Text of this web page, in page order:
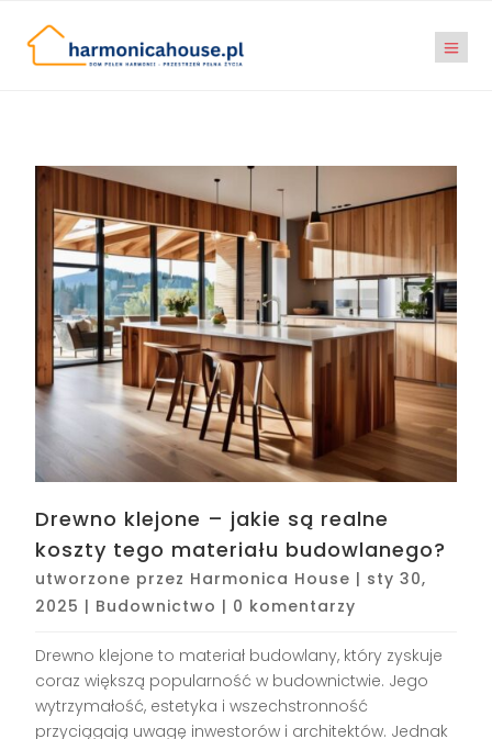
Drewno klejone – jakie są realne
koszty tego materiału budowlanego?
utworzone przez Harmonica House | sty 30,
2025 | Budownictwo | 0 komentarzy
Drewno klejone to materiał budowlany, który zyskuje
coraz większą popularność w budownictwie. Jego
wytrzymałość, estetyka i wszechstronność
przyciągają uwagę inwestorów i architektów. Jednak